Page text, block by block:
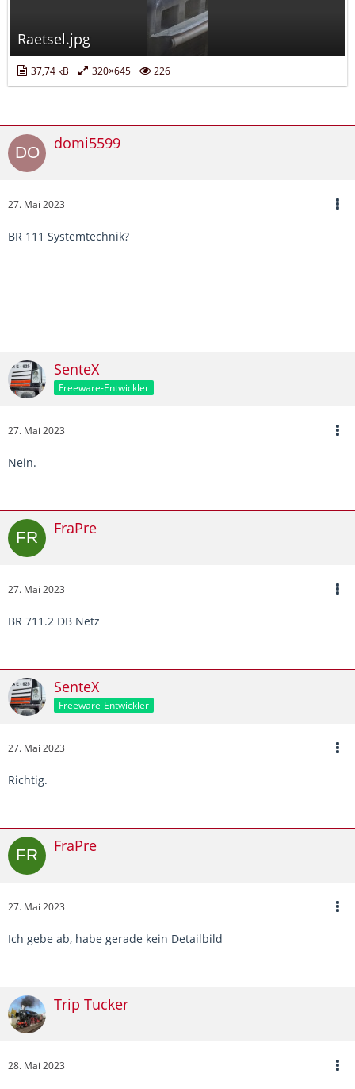
Raetsel.jpg
37,74 kB 320×645 226
domi5599
27. Mai 2023
BR 111 Systemtechnik?
SenteX
Freeware-Entwickler
27. Mai 2023
Nein.
FraPre
27. Mai 2023
BR 711.2 DB Netz
SenteX
Freeware-Entwickler
27. Mai 2023
Richtig.
FraPre
27. Mai 2023
Ich gebe ab, habe gerade kein Detailbild
Trip Tucker
28. Mai 2023